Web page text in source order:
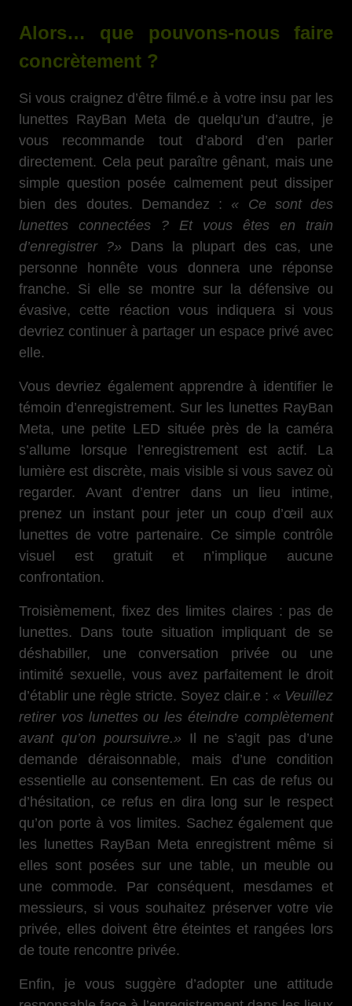
Alors… que pouvons-nous faire
concrètement ?
Si vous craignez d’être filmé.e à votre insu par les
lunettes RayBan Meta de quelqu’un d’autre, je
vous recommande tout d’abord d’en parler
directement. Cela peut paraître gênant, mais une
simple question posée calmement peut dissiper
bien des doutes. Demandez : « Ce sont des
lunettes connectées ? Et vous êtes en train
d’enregistrer ?» Dans la plupart des cas, une
personne honnête vous donnera une réponse
franche. Si elle se montre sur la défensive ou
évasive, cette réaction vous indiquera si vous
devriez continuer à partager un espace privé avec
elle.
Vous devriez également apprendre à identifier le
témoin d’enregistrement. Sur les lunettes RayBan
Meta, une petite LED située près de la caméra
s’allume lorsque l’enregistrement est actif. La
lumière est discrète, mais visible si vous savez où
regarder. Avant d’entrer dans un lieu intime,
prenez un instant pour jeter un coup d’œil aux
lunettes de votre partenaire. Ce simple contrôle
visuel est gratuit et n’implique aucune
confrontation.
Troisièmement, fixez des limites claires : pas de
lunettes. Dans toute situation impliquant de se
déshabiller, une conversation privée ou une
intimité sexuelle, vous avez parfaitement le droit
d’établir une règle stricte. Soyez clair.e : « Veuillez
retirer vos lunettes ou les éteindre complètement
avant qu’on poursuivre.» Il ne s’agit pas d’une
demande déraisonnable, mais d’une condition
essentielle au consentement. En cas de refus ou
d’hésitation, ce refus en dira long sur le respect
qu’on porte à vos limites. Sachez également que
les lunettes RayBan Meta enregistrent même si
elles sont posées sur une table, un meuble ou
une commode. Par conséquent, mesdames et
messieurs, si vous souhaitez préserver votre vie
privée, elles doivent être éteintes et rangées lors
de toute rencontre privée.
Enfin, je vous suggère d’adopter une attitude